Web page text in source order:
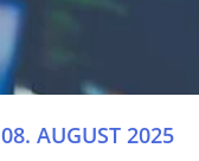
08. AUGUST 2025